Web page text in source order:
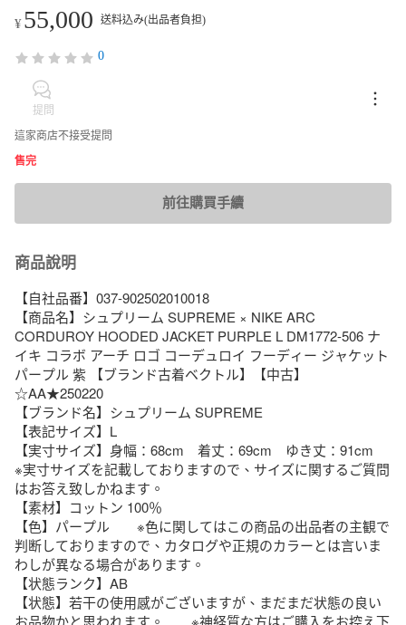
¥55,000 送料込み(出品者負担)
0
提問
這家商店不接受提問
售完
前往購買手續
商品說明
【自社品番】037-902502010018
【商品名】シュプリーム SUPREME × NIKE ARC
CORDUROY HOODED JACKET PURPLE L DM1772-506 ナ
イキ コラボ アーチ ロゴ コーデュロイ フーディー ジャケット
パープル 紫 【ブランド古着ベクトル】【中古】
☆AA★250220
【ブランド名】シュプリーム SUPREME
【表記サイズ】L
【実寸サイズ】身幅：68cm　着丈：69cm　ゆき丈：91cm
※実寸サイズを記載しておりますので、サイズに関するご質問
はお答え致しかねます。
【素材】コットン 100％
【色】パープル　　※色に関してはこの商品の出品者の主観で
判断しておりますので、カタログや正規のカラーとは言いま
わしが異なる場合があります。
【状態ランク】AB
【状態】若干の使用感がございますが、まだまだ状態の良い
お品物かと思われます。　　※神経質な方はご購入をお控え下